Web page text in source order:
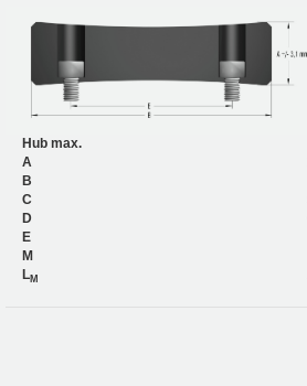
Hub max.
A
B
C
D
E
M
LM